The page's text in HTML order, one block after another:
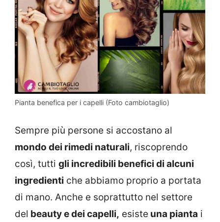
Pianta benefica per i capelli (Foto cambiotaglio)
Sempre più persone si accostano al
mondo dei rimedi naturali, riscoprendo
così, tutti gli incredibili benefici di alcuni
ingredienti che abbiamo proprio a portata
di mano. Anche e soprattutto nel settore
del beauty e dei capelli, esiste una pianta i